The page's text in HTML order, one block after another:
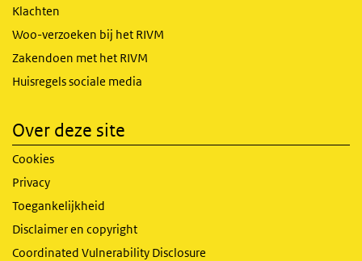
Klachten
Woo-verzoeken bij het RIVM
Zakendoen met het RIVM
Huisregels sociale media
Over deze site
Cookies
Privacy
Toegankelijkheid
Disclaimer en copyright
Coordinated Vulnerability Disclosure